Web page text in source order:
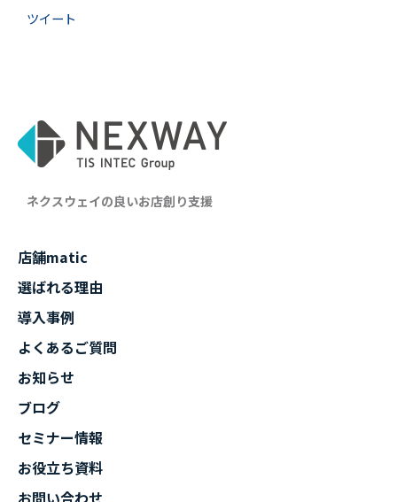
ツイート
ネクスウェイの良いお店創り支援
店舗matic
選ばれる理由
導入事例
よくあるご質問
お知らせ
ブログ
セミナー情報
お役立ち資料
お問い合わせ